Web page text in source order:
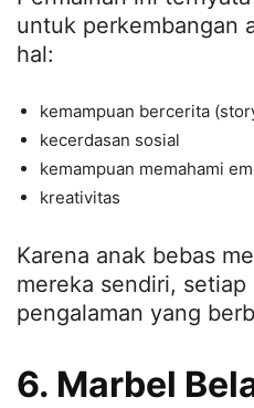
untuk perkembangan
hal:
kemampuan bercerita
kecerdasan sosial
kemampuan memahami
kreativitas
Karena anak bebas
mereka sendiri,
pengalaman yang
6. Marbel